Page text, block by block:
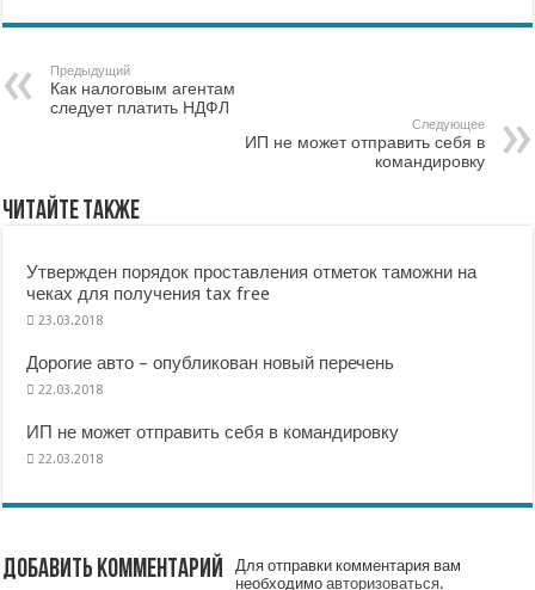
Предыдущий
Как налоговым агентам
следует платить НДФЛ
Следующее
ИП не может отправить себя в
командировку
Читайте также
Утвержден порядок проставления отметок таможни на
чеках для получения tax free
23.03.2018
Дорогие авто – опубликован новый перечень
22.03.2018
ИП не может отправить себя в командировку
22.03.2018
Добавить комментарий
Для отправки комментария вам
необходимоавторизоваться.